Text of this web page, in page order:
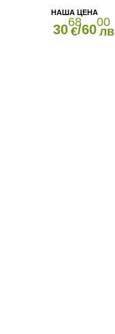
3068
€/6000